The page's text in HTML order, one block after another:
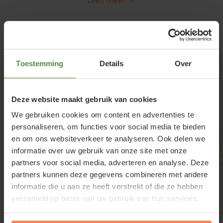
Toestemming Details Over
Deze website maakt gebruik van cookies
We gebruiken cookies om content en advertenties te
personaliseren, om functies voor social media te bieden
en om ons websiteverkeer te analyseren. Ook delen we
informatie over uw gebruik van onze site met onze
partners voor social media, adverteren en analyse. Deze
partners kunnen deze gegevens combineren met andere
informatie die u aan ze heeft verstrekt of die ze hebben
verzameld op basis van uw gebruik van hun services.
Zoals hierboven al beschreven, is dit een traag
groeiende Sering. Hierdoor is snoei nauwelijks
nodig. Geef in de eerste twee jaar na aanplant
om zelfstandig genoeg vocht op te kunnen nemen.